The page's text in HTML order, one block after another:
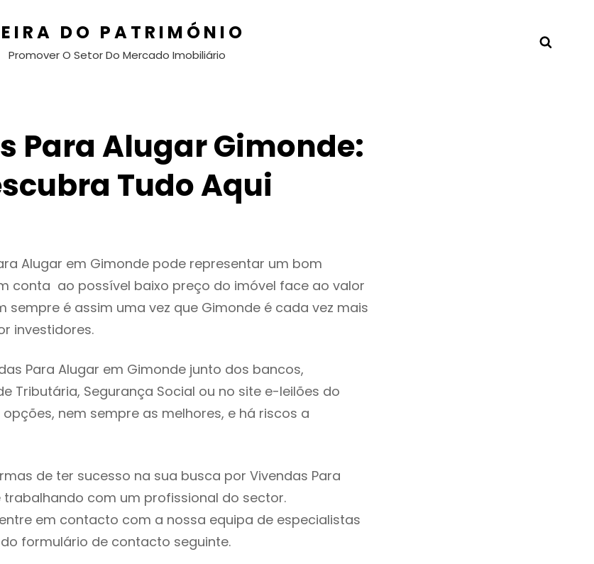
DO PATRIMÓNIO
Promover O Setor Do Mercado Imobiliário
Para Alugar Gimonde:
Tudo Aqui
Alugar em Gimonde pode representar um bom
conta ao possível baixo preço do imóvel face ao valor
sempre é assim uma vez que Gimonde é cada vez mais
investidores.
Para Alugar em Gimonde junto dos bancos,
Tributária, Segurança Social ou no site e-leilões do
nem sempre as melhores, e há riscos a
de ter sucesso na sua busca por Vivendas Para
trabalhando com um profissional do sector.
em contacto com a nossa equipa de especialistas
formulário de contacto seguinte.